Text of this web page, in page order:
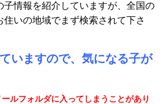
情報を紹介していますが、全国の
いの地域でまず検索されて下さ
いますので、気になる子が
ルフォルダに入ってしまうことがあり